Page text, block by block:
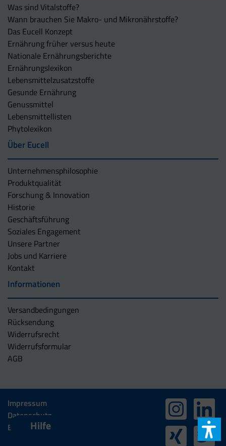
Hilfe
Was sind Vitalstoffe?
Wann brauchen Sie Makro- und Mikronährstoffe?
Das Eucell Konzept
Ernährung früher versus heute
Nationale Ernährungsberichte
Ernährungslexikon
Lebensmittelzusatzstoffe
Gesunde Ernährung
Genussmittel
Lebensmittellisten
Phytolexikon
Über Eucell
Unternehmens­philosophie
Produktqualität
Forschung & Innovation
Historie
Geschäftsführung
Soziales Engagement
Unsere Partner
Jobs und Karriere
Kontakt
Informationen
Versandbedingungen
Rücksendung
Widerrufsrecht
Widerrufsformular
AGB
Impressum
Datenschutz
Barrierefreiheit